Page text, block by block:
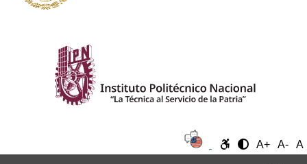
A+ A- A